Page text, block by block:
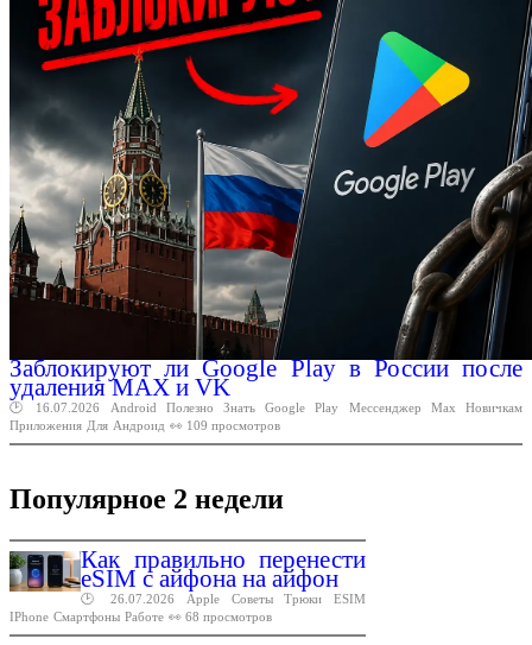
Заблокируют ли Google Play в России после
удаления MAX и VK
🕑 16.07.2026 Android Полезно Знать Google Play Мессенджер Max
Новичкам
Приложения Для Андроид 👀 109 просмотров
Популярное 2 недели
Как правильно перенести
eSIM с айфона на айфон
🕑 26.07.2026 Apple Советы Трюки
ESIM
IPhone Смартфоны Работе 👀 68 просмотров